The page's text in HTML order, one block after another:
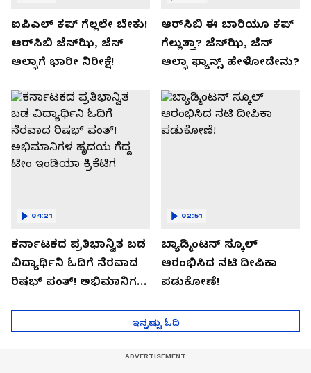
ಐಪಿಎಲ್ ಕಪ್‌ ಗೆಲ್ಲಲೇ ಬೇಕು!
ಆರ್‌ಸಿಬಿ ಜೆನ್‌ಝಿ, ಜೆನ್‌
ಆಲ್ಫಾಗೆ ಭಾರೀ ನಿರೀಕ್ಷೆ!
ಆರ್‌ಸಿಬಿ ಈ ಬಾರಿಯೂ ಕಪ್‌
ಗೆಲ್ಲುತ್ತಾ? ಜೆನ್‌ಝಿ, ಜೆನ್‌
ಆಲ್ಫಾ ಫ್ಯಾನ್ಸ್ ಹೇಳೋದೇನು?
ಕರ್ನಾಟಕದ ಪ್ರತಿಭಾನ್ವಿತ ಬಡ
ವಿದ್ಯಾರ್ಥಿನಿ ಓದಿಗೆ ನೆರವಾದ
ರಿಷಭ್ ಪಂತ್! ಅಭಿಮಾನಿಗಳ
04:21
ಬ್ಯಾಡ್ಮಿಂಟನ್ ಸ್ಕೂಲ್​
ಆರಂಭಿಸಿದ ನಟಿ ದೀಪಿಕಾ
ಪಡುಕೋಣೆ!
02:51
ಇನ್ನಷ್ಟು ಓದಿ